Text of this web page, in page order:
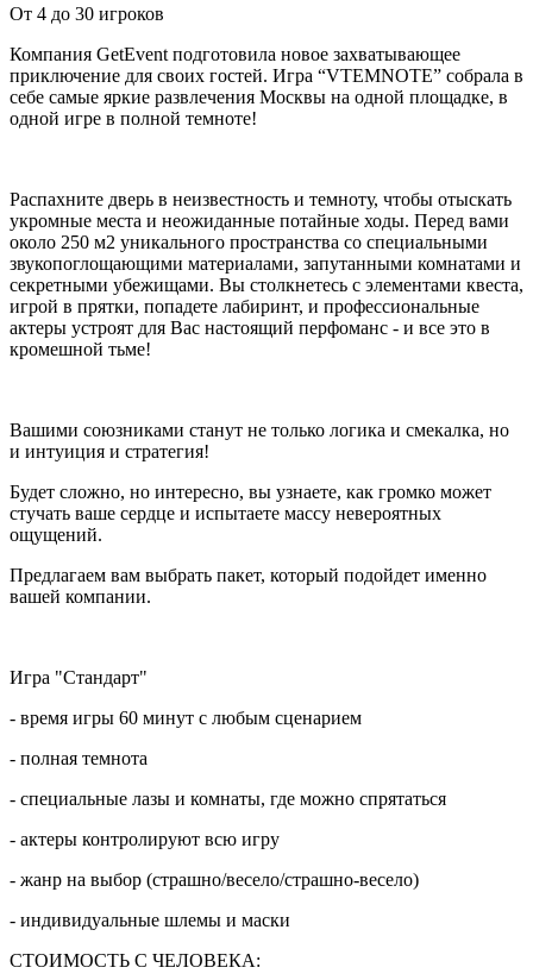
От 4 до 30 игроков
Компания GetEvent подготовила новое захватывающее
приключение для своих гостей. Игра “VTEMNOTE” собрала в
себе самые яркие развлечения Москвы на одной площадке, в
одной игре в полной темноте!
Распахните дверь в неизвестность и темноту, чтобы отыскать
укромные места и неожиданные потайные ходы. Перед вами
около 250 м2 уникального пространства со специальными
звукопоглощающими материалами, запутанными комнатами и
секретными убежищами. Вы столкнетесь с элементами квеста,
игрой в прятки, попадете лабиринт, и профессиональные
актеры устроят для Вас настоящий перфоманс - и все это в
кромешной тьме!
Вашими союзниками станут не только логика и смекалка, но
и интуиция и стратегия!
Будет сложно, но интересно, вы узнаете, как громко может
стучать ваше сердце и испытаете массу невероятных
ощущений.
Предлагаем вам выбрать пакет, который подойдет именно
вашей компании.
Игра "Стандарт"
- время игры 60 минут с любым сценарием
- полная темнота
- специальные лазы и комнаты, где можно спрятаться
- актеры контролируют всю игру
- жанр на выбор (страшно/весело/страшно-весело)
- индивидуальные шлемы и маски
СТОИМОСТЬ С ЧЕЛОВЕКА: